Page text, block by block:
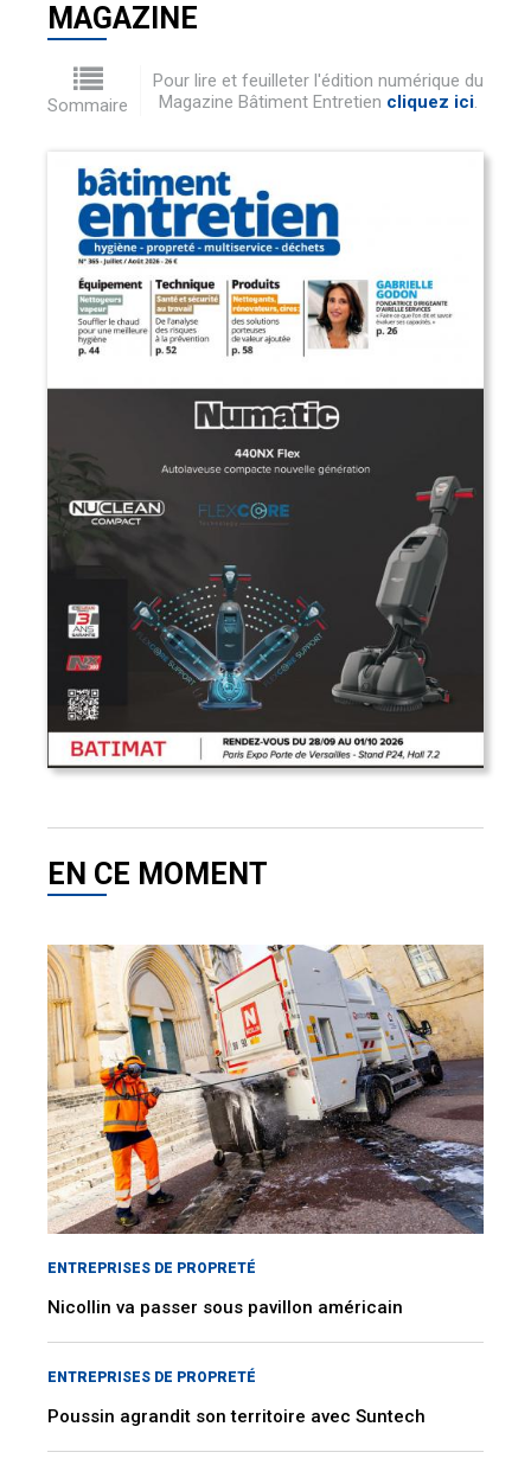
MAGAZINE
Sommaire
Pour lire et feuilleter l'édition numérique du
Magazine Bâtiment Entretien cliquez ici.
EN CE MOMENT
ENTREPRISES DE PROPRETÉ
Nicollin va passer sous pavillon américain
ENTREPRISES DE PROPRETÉ
Poussin agrandit son territoire avec Suntech